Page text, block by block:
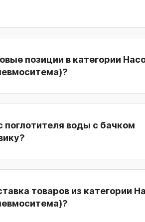
позиции в категории
поглотителя воды с бачком
товаров из категории